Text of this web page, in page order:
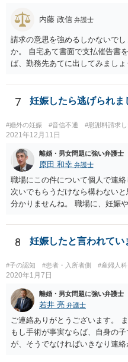
内藤 政信 弁護士
請求の意思を強めるしかないで
か。 自宅あて書面で支払催告書
ば、勤務先あてに出してみましょ
7 妊娠したら逃げられま
#婚外の妊娠 #音信不通 #慰謝料請求
2021年12月11日
離婚・男女問題に強い弁護士
原田 和幸 弁護士
職場にこの件について個人で連
次いでもらうだけなら構わない
分かりませんね。 職場に、妊娠
難しいと思われれば、弁護士に
い。 一度、お近くの弁護士に相
8 妊娠したと言われてい
#子の認知 #患者・入所者側 #産婦人科
2020年1月7日
離婚・男女問題に強い弁護士
若井 亮 弁護士
ご連絡ありがとうございます。
もし手術が事実ならば、自身の
が、そうでなければいきなり連